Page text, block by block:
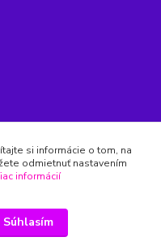
si informácie o tom, na
odmietnuť nastavením
informácií
Súhlasím